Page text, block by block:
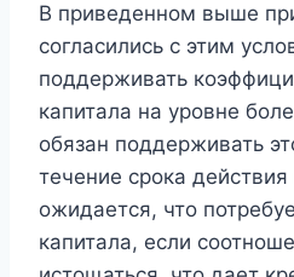
В приведенном выше
согласились с этим
поддерживать
капитала на уровне
обязан поддерживать
течение срока действия
ожидается, что
капитала, если